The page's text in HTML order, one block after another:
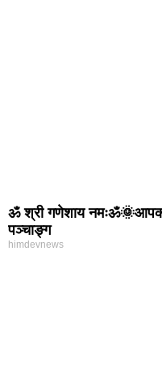
ॐ श्री गणेशाय
पञ्चाङ्ग
himdevnews